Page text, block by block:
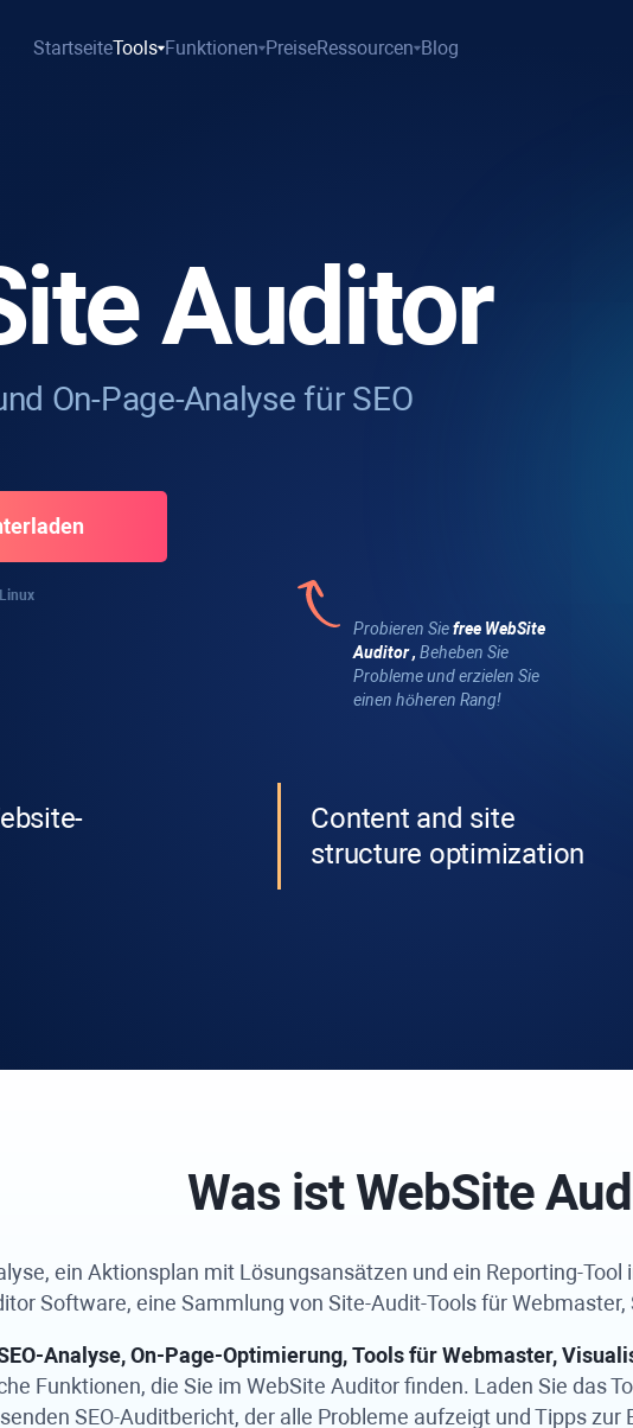
StartseiteTools Funktionen PreiseRessourcen Blog
Auditor
On-Page-Analyse für SEO
Probieren Siefree WebSite
Auditor, Beheben Sie
Probleme und erzielen Sie
einen höheren Rang!
Linux
Content and site
structure optimization
Was istWebSite
ein Aktionsplan mit Lösungsansätzen und ein Reporting-
Software, eine Sammlung von Site-Audit-Tools für
Analyse, On-Page-Optimierung, Tools für Webmaster,
Funktionen, die Sie im WebSite Auditorfinden. Laden Sie das
SEO-Auditbericht, der alle Probleme aufzeigt und Tipps zur